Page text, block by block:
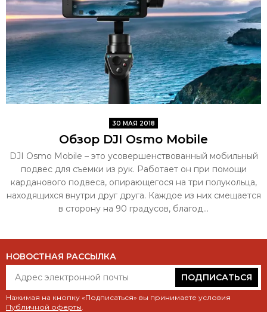
30 МАЯ 2018
Обзор DJI Osmo Mobile
DJI Osmo Mobile – это усовершенствованный мобильный
подвес для съемки из рук. Работает он при помощи
карданового подвеса, опирающегося на три полукольца,
находящихся внутри друг друга. Каждое из них смещается
в сторону на 90 градусов, благод...
НОВОСТНАЯ РАССЫЛКА
ПОДПИСАТЬСЯ
Нажимая на кнопку «Подписаться» вы принимаете условия
Публичной оферты